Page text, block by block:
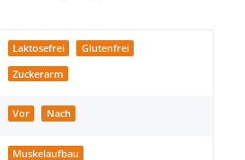
Laktosefrei Glutenfrei
Zuckerarm
Vor Nach
Muskelaufbau